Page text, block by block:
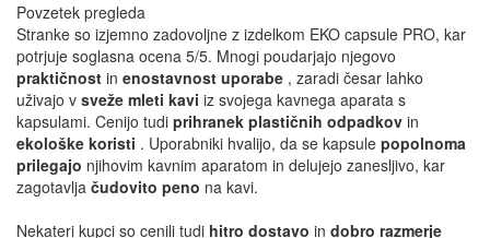
Povzetek pregleda
Stranke so izjemno zadovoljne z izdelkom EKO capsule PRO, kar
potrjuje soglasna ocena 5/5. Mnogi poudarjajo njegovo
praktičnost in enostavnost uporabe , zaradi česar lahko
uživajo v sveže mleti kavi iz svojega kavnega aparata s
kapsulami. Cenijo tudi prihranek plastičnih odpadkov in
ekološke koristi . Uporabniki hvalijo, da se kapsule popolnoma
prilegajo njihovim kavnim aparatom in delujejo zanesljivo, kar
zagotavlja čudovito peno na kavi.
Nekateri kupci so cenili tudi hitro dostavo in dobro razmerje